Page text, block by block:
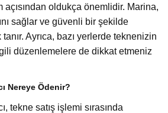
açısından oldukça önemlidir. Marina,
sağlar ve güvenli bir şekilde
Ayrıca, bazı yerlerde teknenizin
düzenlemelere de dikkat etmeniz
Nereye Ödenir?
tekne satış işlemi sırasında